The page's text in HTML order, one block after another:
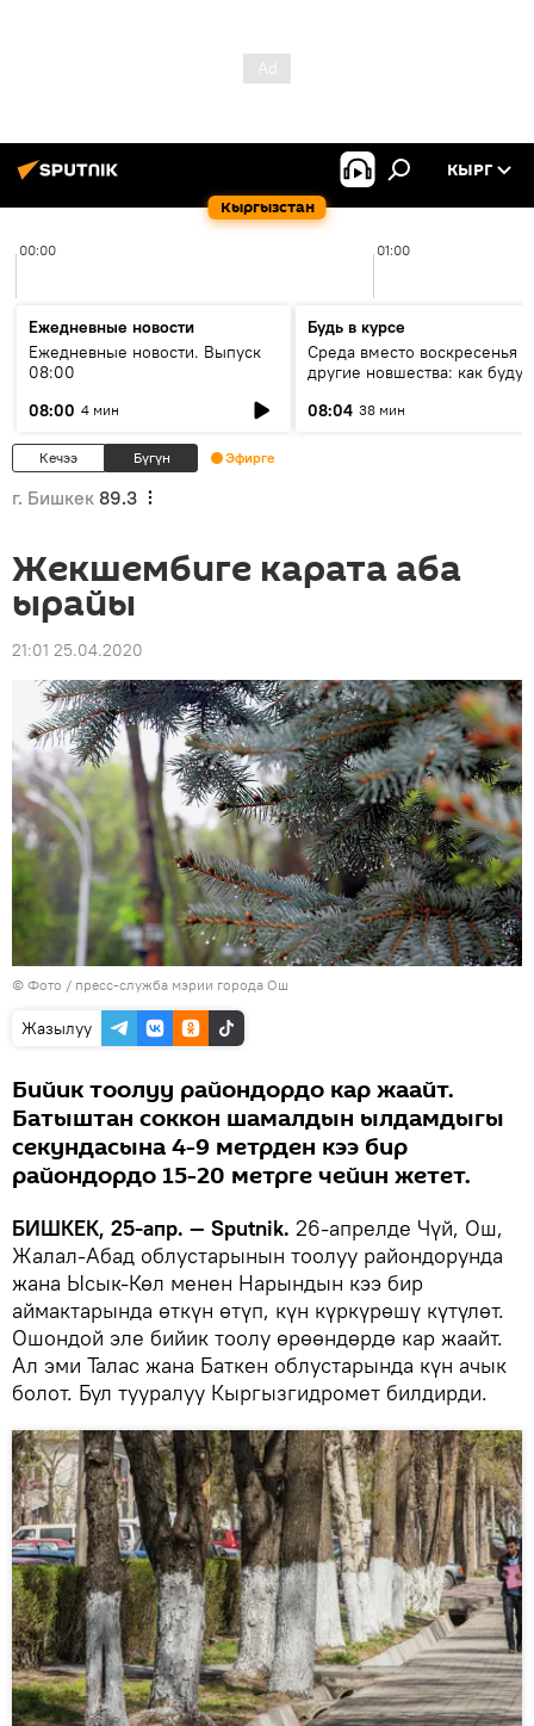
Кыргызстан
КЫРГ
00:00 01:00
Ежедневные новости
Ежедневные новости. Выпуск
08:00
08:00 4 мин
Будь в курсе
Среда вместо воскресенья и
другие новшества: как будут
08:04 38 мин
Кечээ Бүгүн Эфирге
г. Бишкек 89.3
Жекшембиге карата аба
ырайы
21:01 25.04.2020
© Фото / пресс-служба мэрии города Ош
Жазылуу
Бийик тоолуу райондордо кар жаайт.
Батыштан соккон шамалдын ылдамдыгы
секундасына 4-9 метрден кээ бир
райондордо 15-20 метрге чейин жетет.
БИШКЕК, 25-апр. — Sputnik. 26-апрелде Чүй, Ош,
Жалал-Абад облустарынын тоолуу райондорунда
жана Ысык-Көл менен Нарындын кээ бир
аймактарында өткүн өтүп, күн күркүрөшү күтүлөт.
Ошондой эле бийик тоолу өрөөндөрдө кар жаайт.
Ал эми Талас жана Баткен облустарында күн ачык
болот. Бул тууралуу Кыргызгидромет билдирди.